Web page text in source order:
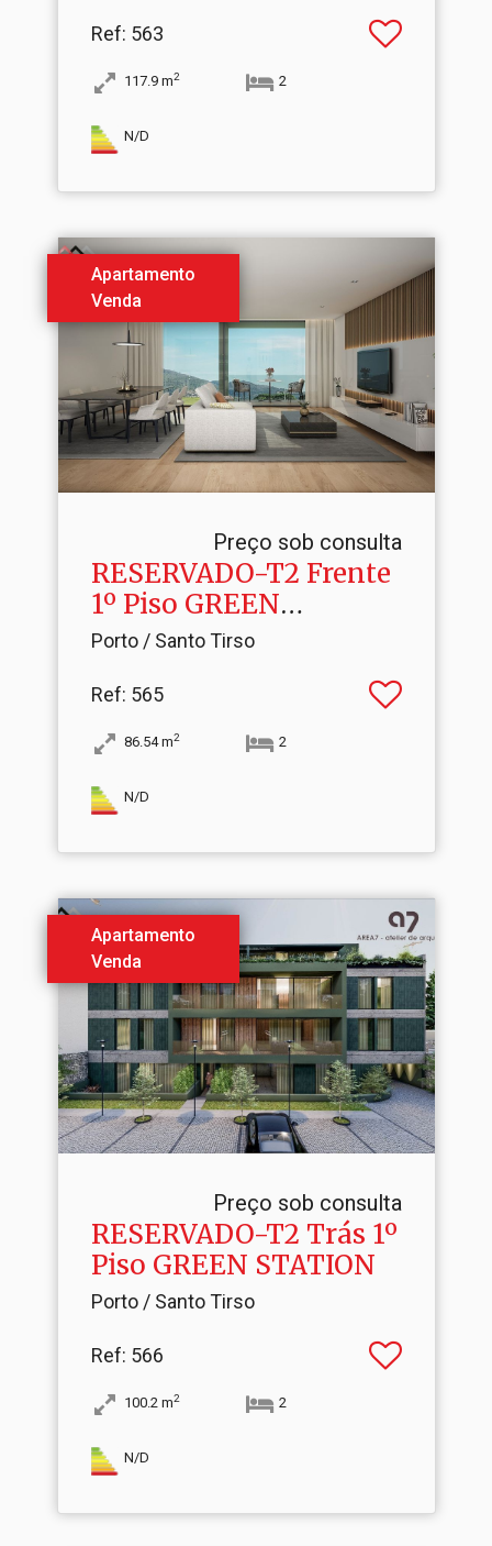
Ref: 563
117.9 m2 2
N/D
Apartamento
Venda
Preço sob consulta
RESERVADO-T2 Frente
1º Piso GREEN
STATION
Porto / Santo Tirso
Ref: 565
86.54m2 2
N/D
Apartamento
Venda
Preço sob consulta
RESERVADO-T2 Trás 1º
Piso GREEN STATION
Porto / Santo Tirso
Ref: 566
100.2 m2 2
N/D